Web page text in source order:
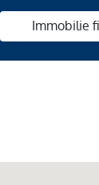
Immobilie